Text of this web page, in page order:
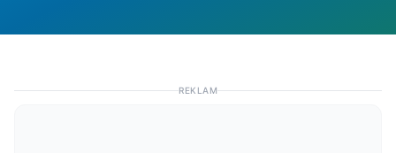
REKLAM